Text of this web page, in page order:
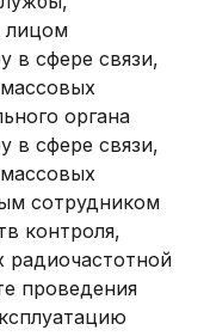
лицом
в сфере связи,
органа
в сфере связи,
сотрудником
контроля,
радиочастотной
проведения